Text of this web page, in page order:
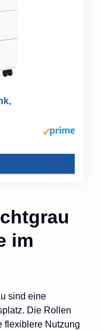
im
sind eine
Die Rollen
flexiblere Nutzung